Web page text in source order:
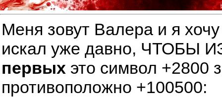
Меня зовут Валера и я
искал уже давно,
первых это символ +2800
противоположно +100500: